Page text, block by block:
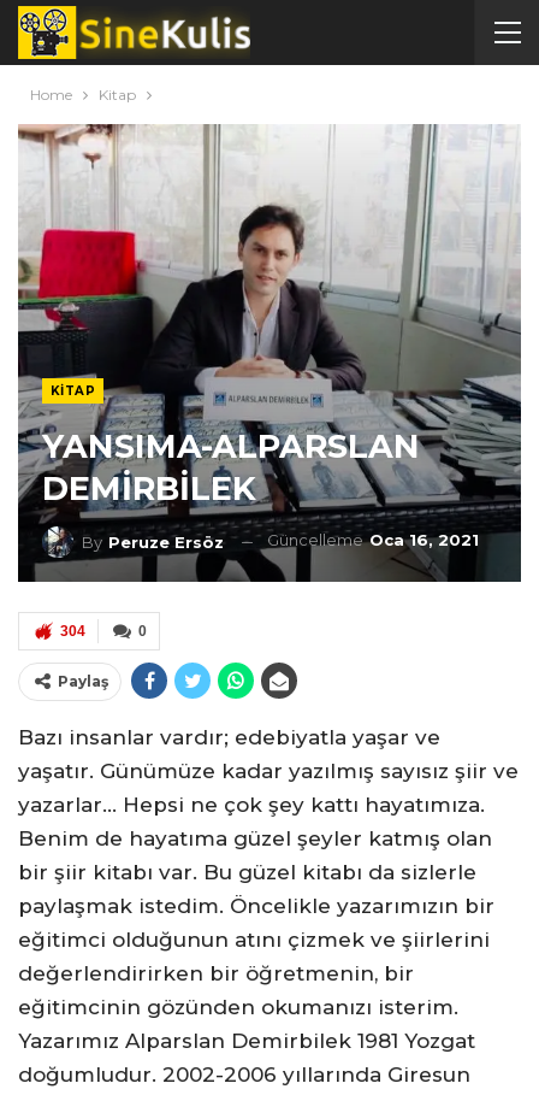
Home Kitap
KITAP
YANSIMA-ALPARSLAN
DEMİRBİLEK
By Peruze Ersöz GüncellemeOca 16, 2021
0
304
Paylaş
Bazı insanlar vardır; edebiyatla yaşar ve
yaşatır. Günümüze kadar yazılmış sayısız şiir ve
yazarlar… Hepsi ne çok şey kattı hayatımıza.
Benim de hayatıma güzel şeyler katmış olan
bir şiir kitabı var. Bu güzel kitabı da sizlerle
paylaşmak istedim. Öncelikle yazarımızın bir
eğitimci olduğunun atını çizmek ve şiirlerini
değerlendirirken bir öğretmenin, bir
eğitimcinin gözünden okumanızı isterim.
Yazarımız Alparslan Demirbilek 1981 Yozgat
doğumludur. 2002-2006 yıllarında Giresun